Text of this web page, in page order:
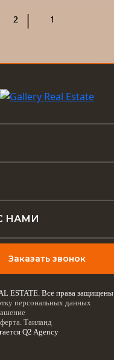
2 1
НАМИ
Заказать звонок
ESTATE. Все права защищены.
персональных данных
Таиланд
Q2 Agency